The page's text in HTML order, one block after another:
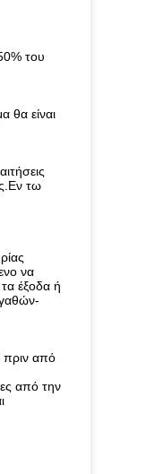
του
θα είναι
τω
να
έξοδα ή
πριν από
από την